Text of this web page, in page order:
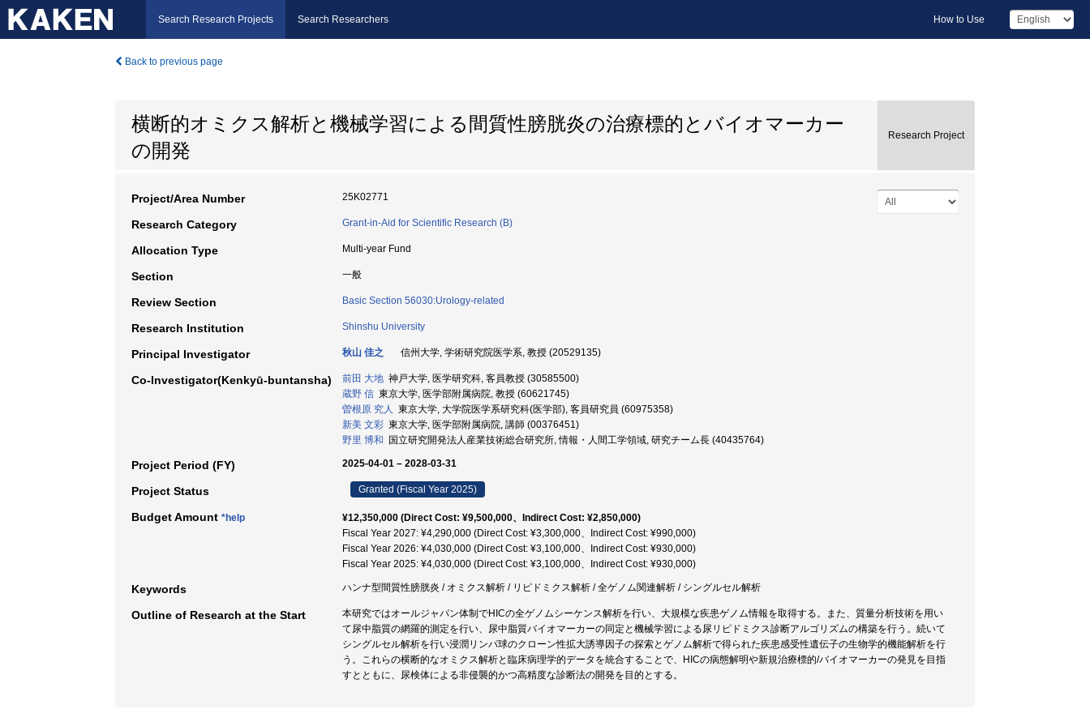
Search Research Projects Search Researchers How to Use
Back to previous page
横断的オミクス解析と機械学習による間質性膀胱炎の治療標的とバイオマーカー
の開発
Research Project
Project/Area Number 25K02771
Research Category Grant-in-Aid for Scientific Research (B)
Allocation Type Multi-year Fund
Section 一般
Review Section Basic Section 56030:Urology-related
Research Institution Shinshu University
Principal Investigator 秋山 佳之 信州大学, 学術研究院医学系, 教授 (20529135)
Co-Investigator(Kenkyū-buntansha) 前田 大地 神戸大学, 医学研究科, 客員教授 (30585500)
蔵野 信 東京大学, 医学部附属病院, 教授 (60621745)
曽根原 究人 東京大学, 大学院医学系研究科(医学部), 客員研究員 (60975358)
新美 文彩 東京大学, 医学部附属病院, 講師 (00376451)
野里 博和 国立研究開発法人産業技術総合研究所, 情報・人間工学領域, 研究チーム長 (40435764)
Project Period (FY) 2025-04-01 – 2028-03-31
Project Status Granted (Fiscal Year 2025)
Budget Amount *help
¥12,350,000 (Direct Cost: ¥9,500,000、Indirect Cost: ¥2,850,000)
Fiscal Year 2027: ¥4,290,000 (Direct Cost: ¥3,300,000、Indirect Cost: ¥990,000)
Fiscal Year 2026: ¥4,030,000 (Direct Cost: ¥3,100,000、Indirect Cost: ¥930,000)
Fiscal Year 2025: ¥4,030,000 (Direct Cost: ¥3,100,000、Indirect Cost: ¥930,000)
Keywords ハンナ型間質性膀胱炎 / オミクス解析 / リピドミクス解析 / 全ゲノム関連解析 / シングルセル解析
Outline of Research at the Start
本研究ではオールジャパン体制でHICの全ゲノムシーケンス解析を行い、大規模な疾患ゲノム情報を取得する。また、質量分析技術を用い
て尿中脂質の網羅的測定を行い、尿中脂質バイオマーカーの同定と機械学習による尿リピドミクス診断アルゴリズムの構築を行う。続いて
シングルセル解析を行い浸潤リンパ球のクローン性拡大誘導因子の探索とゲノム解析で得られた疾患感受性遺伝子の生物学的機能解析を行
う。これらの横断的なオミクス解析と臨床病理学的データを統合することで、HICの病態解明や新規治療標的/バイオマーカーの発見を目指
すとともに、尿検体による非侵襲的かつ高精度な診断法の開発を目的とする。